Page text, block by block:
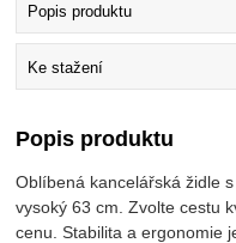
Popis produktu
Ke stažení
Popis produktu
Oblíbená kancelářská židle
vysoký 63 cm. Zvolte cestu
cenu. Stabilita a ergonomie